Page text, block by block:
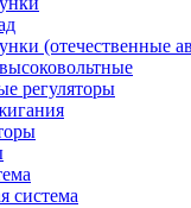
(отечественные
регуляторы
система